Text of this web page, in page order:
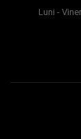
Luni -